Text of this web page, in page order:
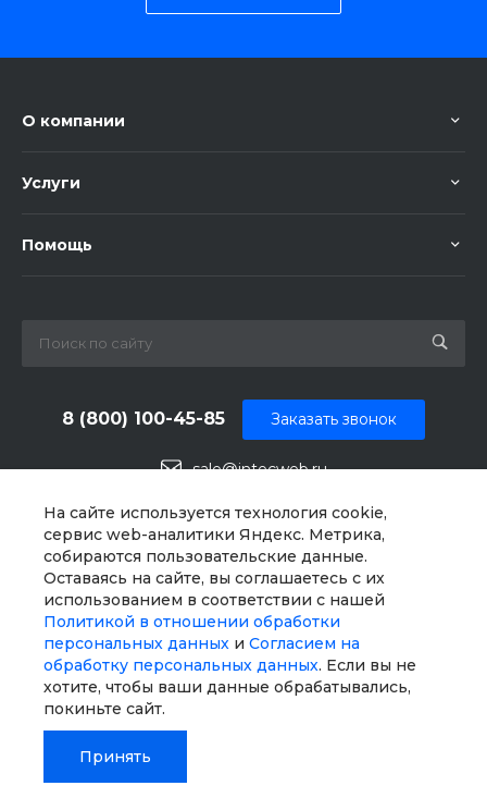
На сайте используется технология cookie,
сервис web-аналитики Яндекс. Метрика,
собираются пользовательские данные.
Оставаясь на сайте, вы соглашаетесь с их
использованием в соответствии с нашей
Политикой в отношении обработки
персональных данных и Согласием на
обработку персональных данных. Если вы не
хотите, чтобы ваши данные обрабатывались,
покиньте сайт.
Принять
О компании
Услуги
Помощь
8 (800) 100-45-85
sale@intecweb.ru
Заказать звонок
г. Челябинск, ул.Свободы, д. 93, оф. 6
© 2026 Universe SITE, Все права защищены